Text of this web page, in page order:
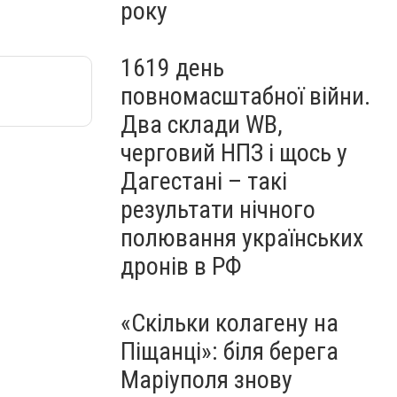
року
1619 день
повномасштабної війни.
Два склади WB,
черговий НПЗ і щось у
Дагестані – такі
результати нічного
полювання українських
дронів в РФ
«Скільки колагену на
Піщанці»: біля берега
Маріуполя знову